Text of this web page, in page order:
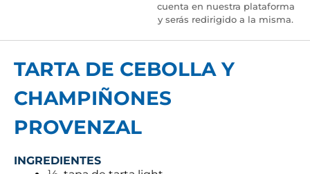
cuenta en nuestra plataforma
y serás redirigido a la misma.
TARTA DE CEBOLLA Y
CHAMPIÑONES
PROVENZAL
INGREDIENTES